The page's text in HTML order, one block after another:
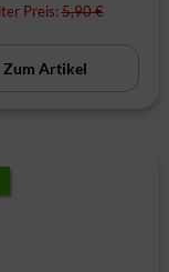
Preis:5,90 €
Zum Artikel